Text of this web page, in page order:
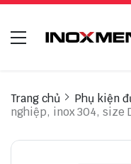
Trang chủ Phụ kiện
nghiệp, inox 304, size